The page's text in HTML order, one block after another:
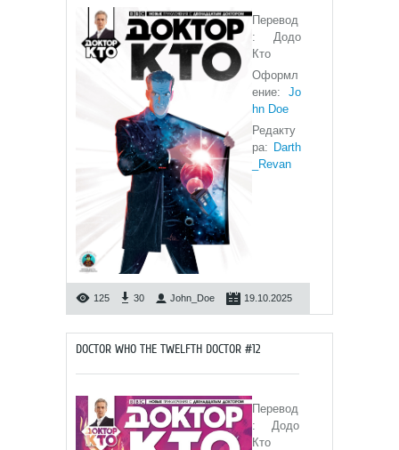
Перевод
: Додо
Кто
Оформл
ение: Jo
hn Doe
Редакту
ра: Darth
_Revan
125 30 John_Doe 19.10.2025
DOCTOR WHO THE TWELFTH DOCTOR #12
Перевод
: Додо
Кто